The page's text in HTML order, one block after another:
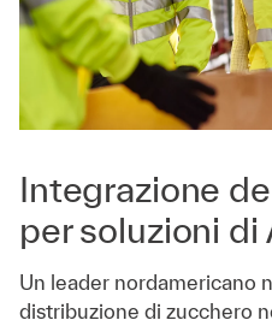
Integrazione
per soluzioni di
Un leader nordamericano
distribuzione di zucchero